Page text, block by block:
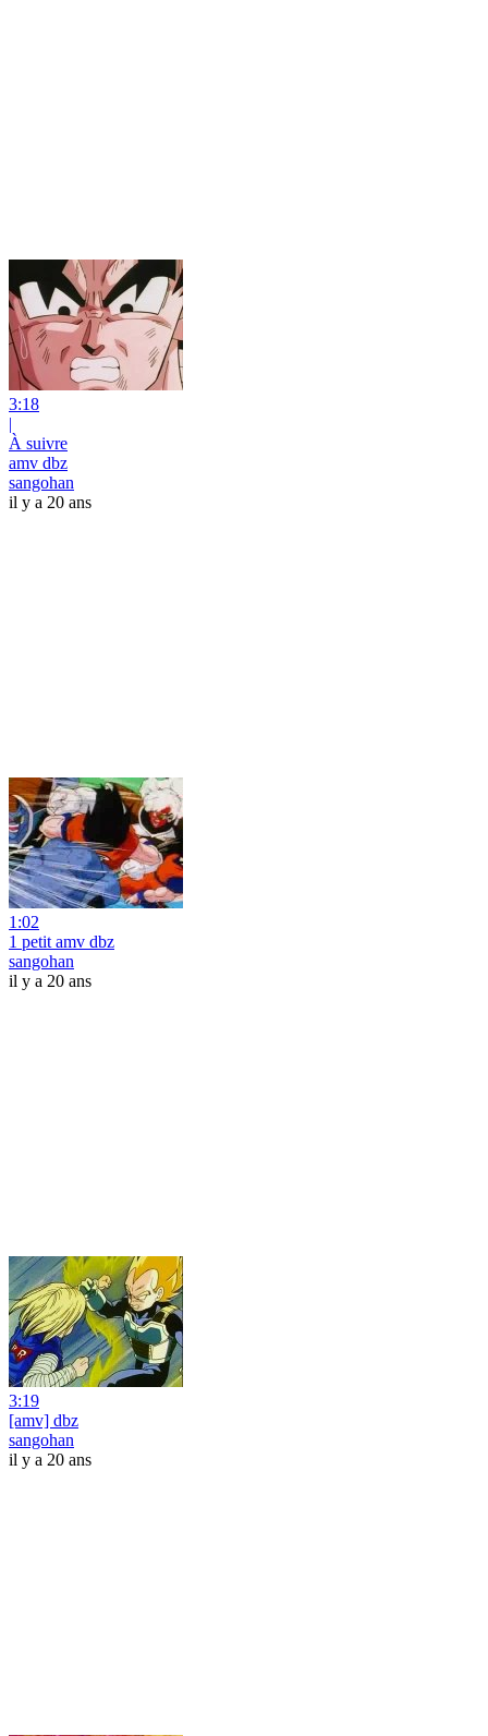
3:18
|
À suivre
amv dbz
sangohan
il y a 20 ans
1:02
1 petit amv dbz
sangohan
il y a 20 ans
3:19
[amv] dbz
sangohan
il y a 20 ans